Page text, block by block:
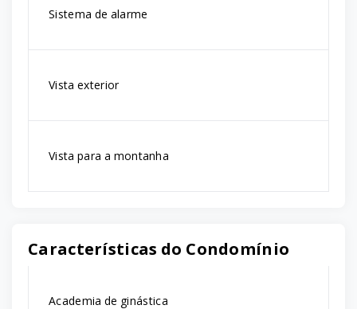
Sistema de alarme
Vista exterior
Vista para a montanha
Características do Condomínio
Academia de ginástica